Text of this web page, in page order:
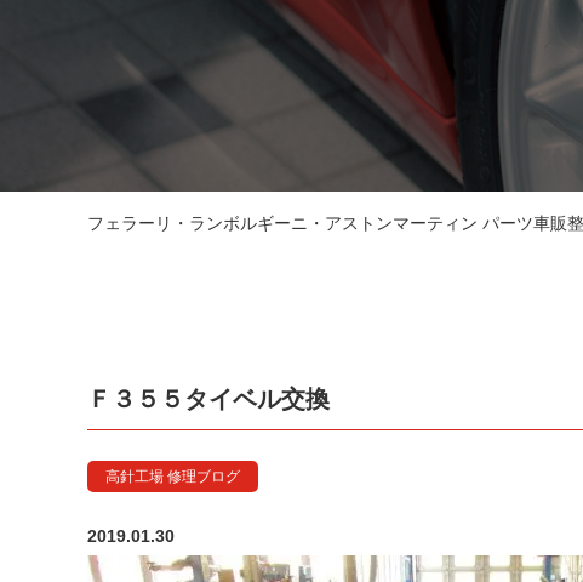
フェラーリ・ランボルギーニ・アストンマーティン パーツ車販
Ｆ３５５タイベル交換
高針工場 修理ブログ
2019.01.30